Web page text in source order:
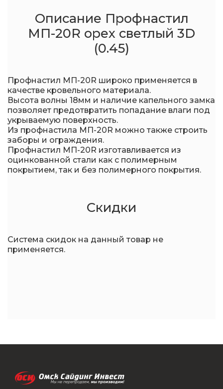
Описание Профнастил
МП-20R орех светлый 3D
(0.45)
Профнастил МП-20R широко применяется в
качестве кровельного материала.
Высота волны 18мм и наличие капельного замка
позволяет предотвратить попадание влаги под
укрываемую поверхность.
Из профнастила МП-20R можно также строить
заборы и ограждения.
Профнастил МП-20R изготавливается из
оцинкованной стали как с полимерным
покрытием, так и без полимерного покрытия.
Скидки
Система скидок на данный товар не
применяется.